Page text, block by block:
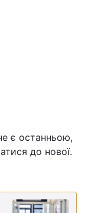
є останньою,
до нової.